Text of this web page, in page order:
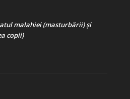
malahiei (masturbării) şi
copii)